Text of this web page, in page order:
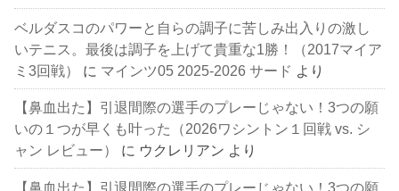
ベルダスコのパワーと自らの調子に苦しみ出入りの激し
いテニス。最後は調子を上げて貴重な1勝！（2017マイア
ミ3回戦）
に マインツ05 2025-2026 サード より
【鼻血出た】引退間際の選手のプレーじゃない！3つの願
いの１つが早くも叶った（2026ワシントン１回戦 vs. シ
ャン レビュー）
に ウクレリアン より
【鼻血出た】引退間際の選手のプレーじゃない！3つの願